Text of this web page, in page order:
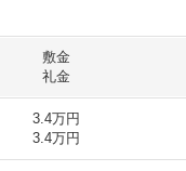
敷金
礼金
3.4万円
3.4万円